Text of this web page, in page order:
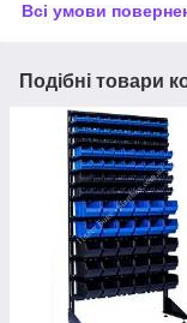
Всі умови
Подібні товари